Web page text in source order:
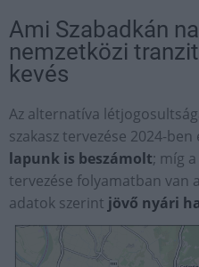
Ami Szabadkán
nemzetközi
kevés
Az alternatíva
szakasz tervezése 2024-
lapunk is beszámolt; míg
tervezése folyamatban van
adatok szerint jövő nyári